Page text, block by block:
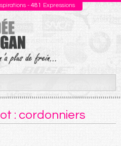
- 481 Expressions
: cordonniers